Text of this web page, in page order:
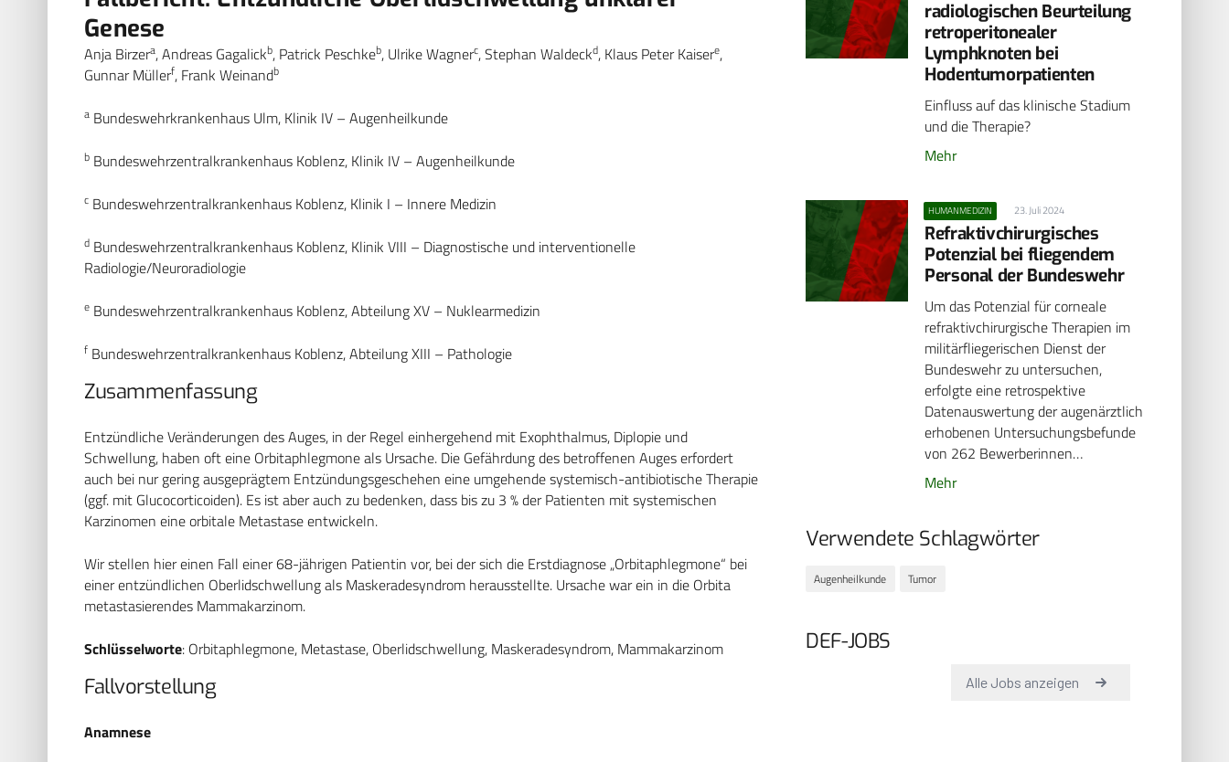
Genese
Anja Birzera, Andreas Gagalickb, Patrick Peschkeb, Ulrike Wagnerc, Stephan Waldeckd, Klaus Peter Kaisere,
Gunnar Müllerf, Frank Weinandb
a Bundeswehrkrankenhaus Ulm, Klinik IV – Augenheilkunde
b Bundeswehrzentralkrankenhaus Koblenz, Klinik IV – Augenheilkunde
c Bundeswehrzentralkrankenhaus Koblenz, Klinik I – Innere Medizin
d Bundeswehrzentralkrankenhaus Koblenz, Klinik VIII – Diagnostische und interventionelle
Radiologie/Neuroradiologie
e Bundeswehrzentralkrankenhaus Koblenz, Abteilung XV – Nuklearmedizin
f Bundeswehrzentralkrankenhaus Koblenz, Abteilung XIII – Pathologie
Zusammenfassung
Entzündliche Veränderungen des Auges, in der Regel einhergehend mit Exophthalmus, Diplopie und
Schwellung, haben oft eine Orbitaphlegmone als Ursache. Die Gefährdung des betroffenen Auges erfordert
auch bei nur gering ausgeprägtem Entzündungsgeschehen eine umgehende systemisch-antibiotische Therapie
(ggf. mit Glucocorticoiden). Es ist aber auch zu bedenken, dass bis zu 3 % der Patienten mit systemischen
Karzinomen eine orbitale Metastase entwickeln.
Wir stellen hier einen Fall einer 68-jährigen Patientin vor, bei der sich die Erstdiagnose „Orbitaphlegmone“ bei
einer entzündlichen Oberlidschwellung als Maskeradesyndrom herausstellte. Ursache war ein in die Orbita
metastasierendes Mammakarzinom.
Schlüsselworte: Orbitaphlegmone, Metastase, Oberlidschwellung, Maskeradesyndrom, Mammakarzinom
Fallvorstellung
Anamnese
radiologischen Beurteilung
retroperitonealer
Lymphknoten bei
Hodentumorpatienten
Einfluss auf das klinische Stadium
und die Therapie?
Mehr
HUMANMEDIZIN 23. Juli 2024
Refraktivchirurgisches
Potenzial bei fliegendem
Personal der Bundeswehr
Um das Potenzial für corneale
refraktivchirurgische Therapien im
militärfliegerischen Dienst der
Bundeswehr zu untersuchen,
erfolgte eine retrospektive
Datenauswertung der augenärztlich
erhobenen Untersuchungsbefunde
von 262 Bewerberinnen…
Mehr
Verwendete Schlagwörter
Augenheilkunde Tumor
DEF-JOBS